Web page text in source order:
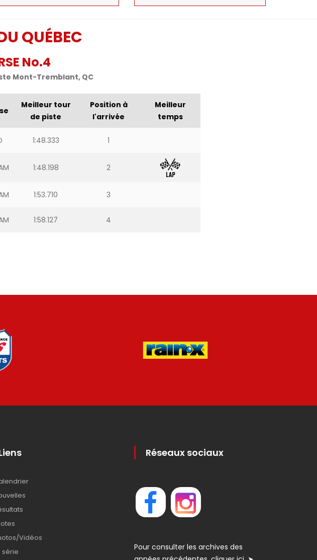
QUÉBEC
No.4
Mont-Tremblant, QC
Meilleur tour
de piste
Position à
l'arrivée
Meilleur
temps
1:48.333 1
1:48.198 2
1:53.710 3
1:58.127 4
Vidéos
série
Réseaux sociaux
Pour consulter les archives des